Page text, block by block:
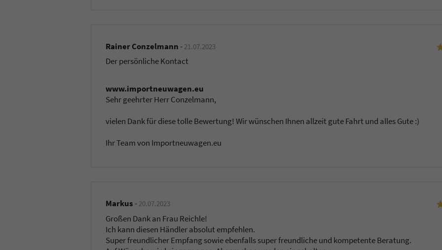
Rainer Conzelmann- 21.07.2023
Der persönliche Kontact
www.importneuwagen.eu
Sehr geehrter Herr Conzelmann,
vielen Dank für diese tolle Bewertung! Wir wünschen Ihnen allzeit gute Fahrt und alles Gute :)
Ihr Team von Importneuwagen.eu
Markus- 20.07.2023
Großen Dank an Frau Reichle!
Ich kann diesen Händler absolut empfehlen.
Super freundlicher Empfang sowie ebenfalls super freundliche und kompetente Beratung.